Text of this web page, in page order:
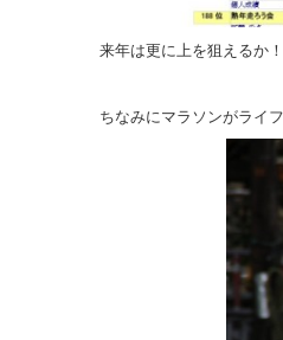
来年は更に上を狙えるか
ちなみにマラソンがライ